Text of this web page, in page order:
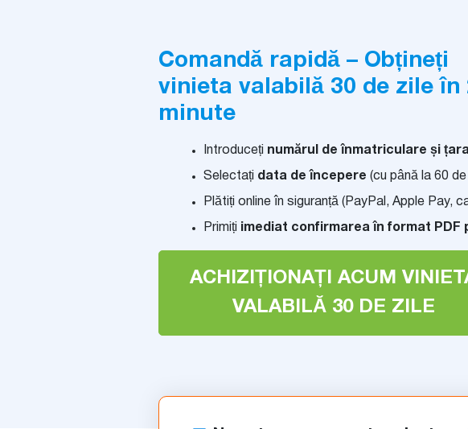
ACHIZIȚIONAȚI ACUM
VALABILĂ 30 DE ZILE
Comandă rapidă – Obțineți
vinieta valabilă 30 de zile în
minute
Introduceți numărul de înmatriculare și
Selectați data de începere (cu până la 60
Plătiți online în siguranță (PayPal, Apple Pay,
Primiți imediat confirmarea în format PDF